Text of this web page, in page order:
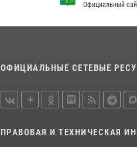
В Челябинске
По горячим следам
челябинские
На Южном Урале
Официальный
ОФИЦИАЛЬНЫЕ СЕТЕВЫЕ
ПРАВОВАЯ И ТЕХНИЧЕСКАЯ